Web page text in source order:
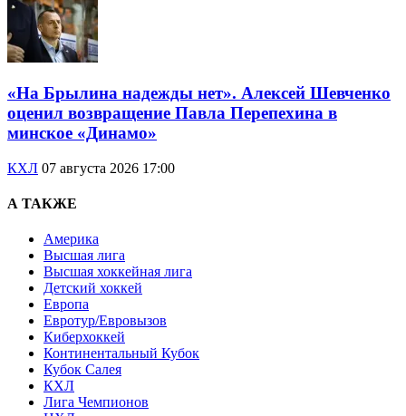
«На Брылина надежды нет». Алексей Шевченко
оценил возвращение Павла Перепехина в
минское «Динамо»
КХЛ 07 августа 2026 17:00
А ТАКЖЕ
Америка
Высшая лига
Высшая хоккейная лига
Детский хоккей
Европа
Евротур/Евровызов
Киберхоккей
Континентальный Кубок
Кубок Салея
КХЛ
Лига Чемпионов